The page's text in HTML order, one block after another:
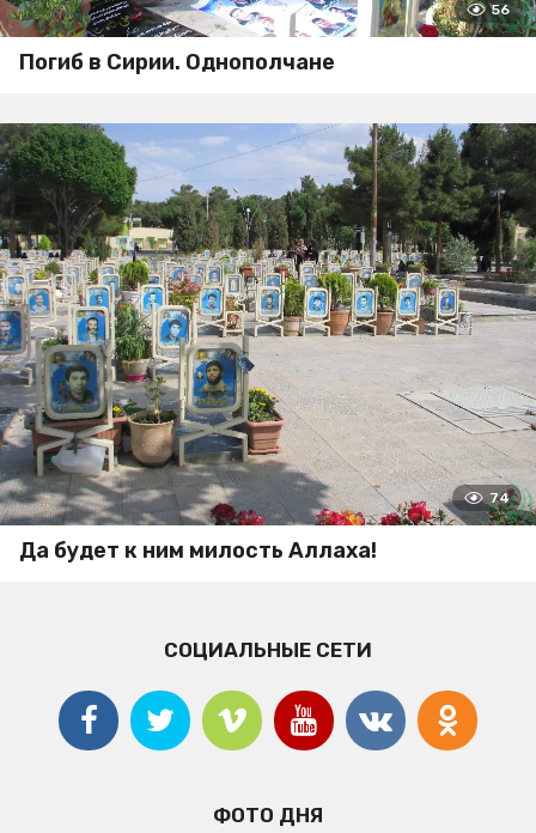
56
Погиб в Сирии. Однополчане
74
Да будет к ним милость Аллаха!
СОЦИАЛЬНЫЕ СЕТИ
ФОТО ДНЯ